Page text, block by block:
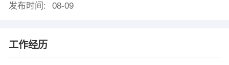
发布时间:
08-09
工作经历